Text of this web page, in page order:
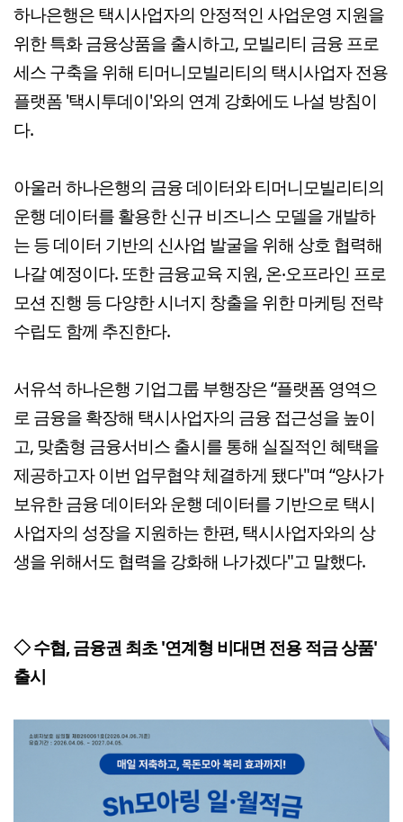
하나은행은 택시사업자의 안정적인 사업운영 지원을
위한 특화 금융상품을 출시하고, 모빌리티 금융 프로
세스 구축을 위해 티머니모빌리티의 택시사업자 전용
플랫폼 '택시투데이'와의 연계 강화에도 나설 방침이
다.
아울러 하나은행의 금융 데이터와 티머니모빌리티의
운행 데이터를 활용한 신규 비즈니스 모델을 개발하
는 등 데이터 기반의 신사업 발굴을 위해 상호 협력해
나갈 예정이다. 또한 금융교육 지원, 온‧오프라인 프로
모션 진행 등 다양한 시너지 창출을 위한 마케팅 전략
수립도 함께 추진한다.
서유석 하나은행 기업그룹 부행장은 “플랫폼 영역으
로 금융을 확장해 택시사업자의 금융 접근성을 높이
고, 맞춤형 금융서비스 출시를 통해 실질적인 혜택을
제공하고자 이번 업무협약 체결하게 됐다"며 “양사가
보유한 금융 데이터와 운행 데이터를 기반으로 택시
사업자의 성장을 지원하는 한편, 택시사업자와의 상
생을 위해서도 협력을 강화해 나가겠다"고 말했다.
◇ 수협, 금융권 최초 '연계형 비대면 전용 적금 상품'
출시